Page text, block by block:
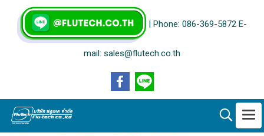
| Phone: 086-369-5872 E-
mail: sales@flutech.co.th